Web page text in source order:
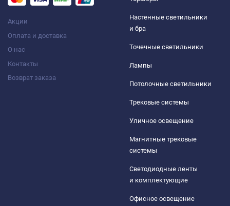
Акции
Оплата и доставка
О нас
Контакты
Возврат заказа
Настенные светильники
и бра
Точечные светильники
Лампы
Потолочные светильники
Трековые системы
Уличное освещение
Магнитные трековые
системы
Светодиодные ленты
и комплектующие
Офисное освещение